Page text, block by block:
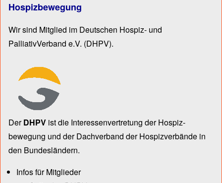
Hospizbewegung
Wir sind Mitglied im Deutschen Hospiz- und
PalliativVerband e.V. (DHPV).
DerDHPV ist die Inter­essen­ver­tre­tung der Hospiz­
bewegung und der Dach­verband der Hospiz­verbände in
den Bun­des­län­dern.
Infos für Mitglieder